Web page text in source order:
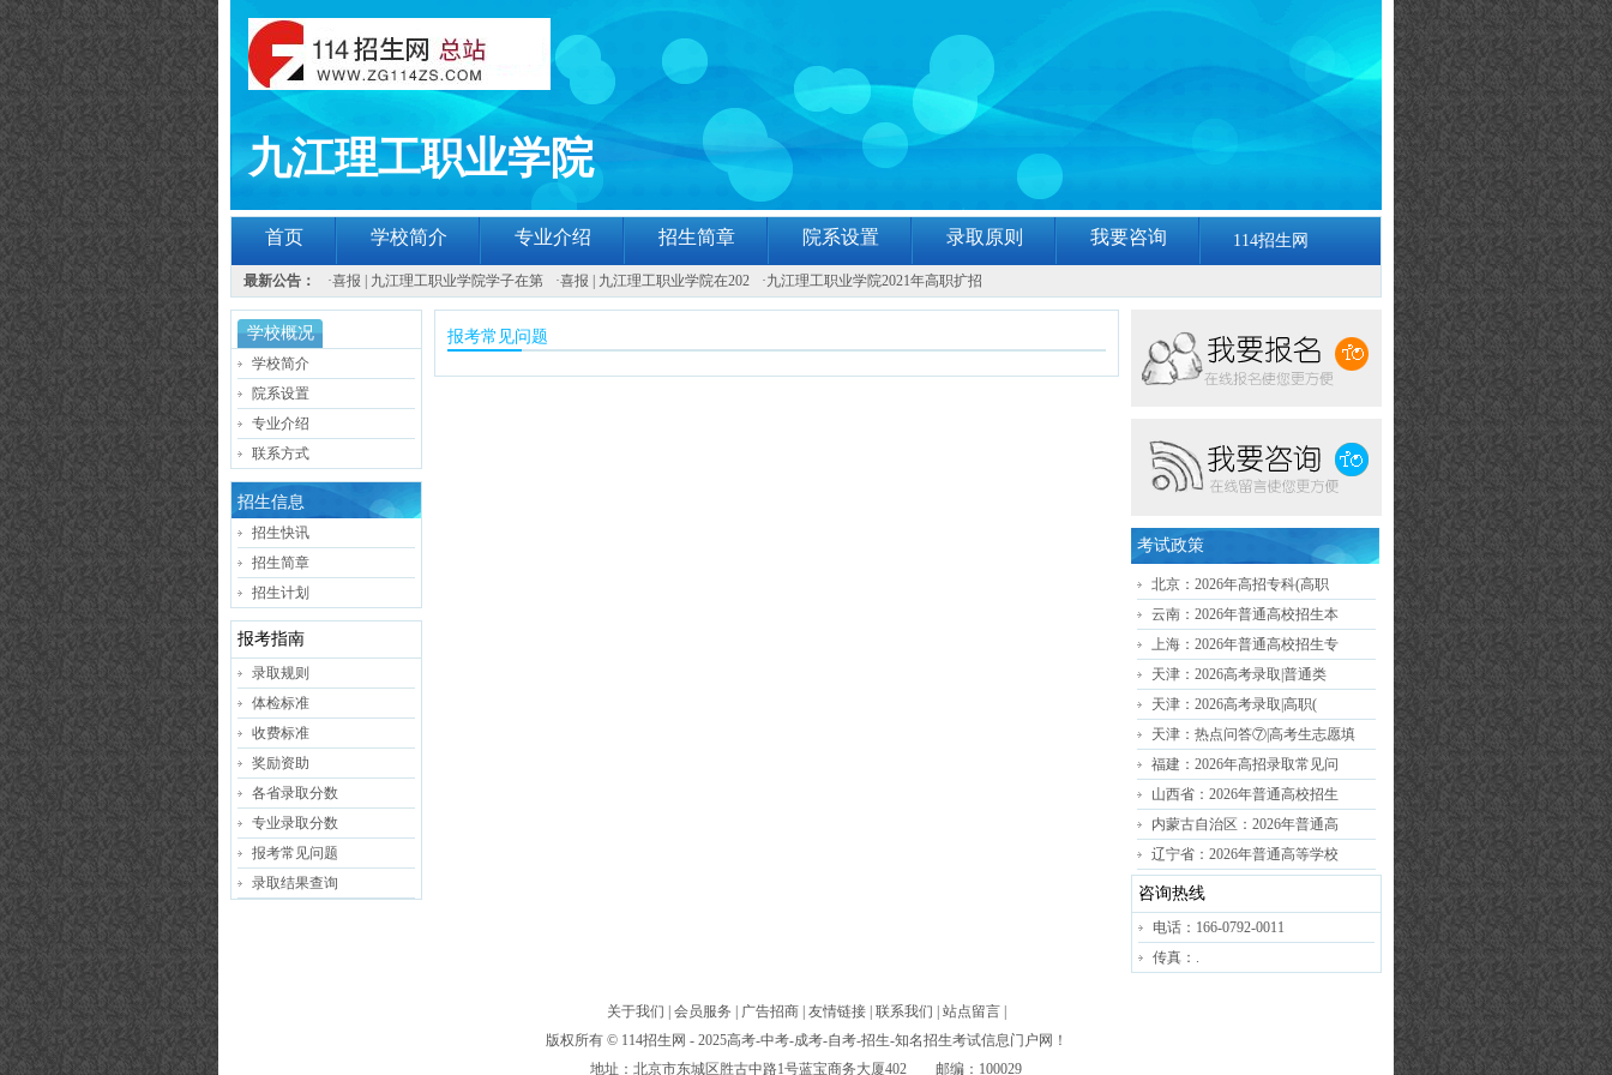
九江理工职业学院
首页 学校简介 专业介绍 招生简章 院系设置 录取原则 我要咨询 114招生网
最新公告： ·喜报 | 九江理工职业学院学子在第 ·喜报 | 九江理工职业学院在202 ·九江理工职业学院2021年高职扩招
学校概况
学校简介
院系设置
专业介绍
联系方式
招生信息
招生快讯
招生简章
招生计划
报考指南
录取规则
体检标准
收费标准
奖励资助
各省录取分数
专业录取分数
报考常见问题
录取结果查询
报考常见问题
考试政策
北京：2026年高招专科(高职
云南：2026年普通高校招生本
上海：2026年普通高校招生专
天津：2026高考录取|普通类
天津：2026高考录取|高职(
天津：热点问答⑦|高考生志愿填
福建：2026年高招录取常见问
山西省：2026年普通高校招生
内蒙古自治区：2026年普通高
辽宁省：2026年普通高等学校
咨询热线
电话：166-0792-0011
传真：.
关于我们 会员服务 广告招商| 友情链接| 联系我们 站点留言|
版权所有 © 114招生网 - 2025高考-中考-成考-自考-招生-知名招生考试信息门户网！
地址：北京市东城区胜古中路1号蓝宝商务大厦402 邮编：100029